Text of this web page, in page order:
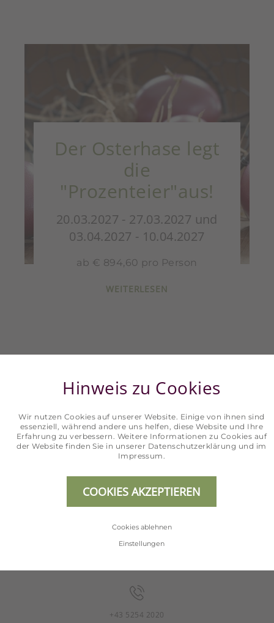
Der Osterhase legt
die
"Prozenteier"aus!
20.03.2027 - 27.03.2027 und
03.04.2027 - 10.04.2027
ab € 894,60 pro Person
WEITERLESEN
Sie haben noch Fragen?
WIR BERATEN SIE GERNE!
+43 5254 2020
Hinweis zu Cookies
Wir nutzen Cookies auf unserer Website. Einige von ihnen sind
essenziell, während andere uns helfen, diese Website und Ihre
Erfahrung zu verbessern. Weitere Informationen zu Cookies auf
der Website finden Sie in unserer Datenschutzerklärung und im
Impressum.
COOKIES AKZEPTIEREN
Cookies ablehnen
Einstellungen